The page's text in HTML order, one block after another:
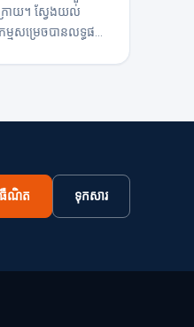
ោយ។ ស្វែងយល់
មសម្រេចបានលទ្ធផល
ធឺណិត ទុកសារ